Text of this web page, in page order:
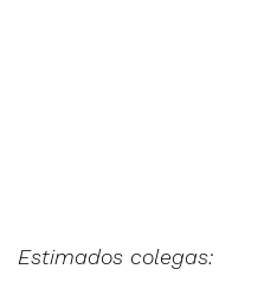
Estimados colegas: